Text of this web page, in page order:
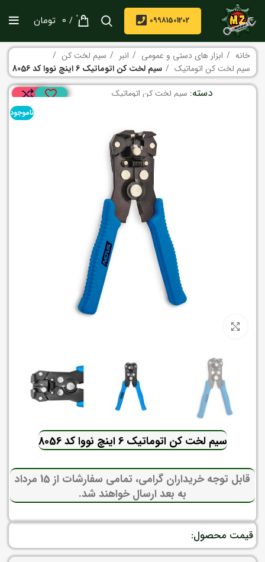
09981501202
0
/
0 تومان
خانه ابزار های دستی و عمومی انبر
سیم لخت کن
سیم لخت کن اتوماتیک
سیم لخت کن اتوماتیک 6 اینچ نووا کد 8056
دسته: سیم لخت کن اتوماتیک
ناموجود
سیم لخت کن اتوماتیک 6 اینچ نووا کد 8056
قابل توجه خریداران گرامی، تمامی سفارشات از 15 مرداد
به بعد ارسال خواهند شد.
قیمت محصول: